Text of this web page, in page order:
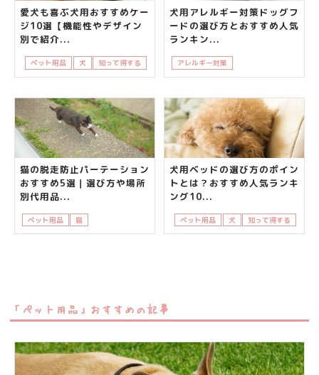
愛犬も喜ぶ犬用おすすめケー
ジ10選【機能性やデザイン
別で紹介...
ペット用品 犬 知って得する
犬用アレルギー対策ドッグフ
ードの選び方とおすすめ人気
ランキン...
アレルギー対策
猫の脱走防止パーテーション
おすすめ5選｜選び方や場所
別代用品...
ペット用品 猫 飼い主さんの悩み
犬用ベッドの選び方のポイン
トとは？おすすめ人気ランキ
ング10...
ペット用品 犬 知って得する
「ペット用品」おすすめの記事